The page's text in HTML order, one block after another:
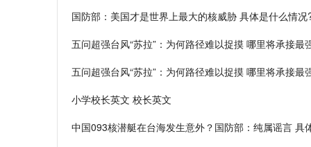
国防部：美国才是世界上最大的核威胁 具体是什么情况
五问超强台风“苏拉”：为何路径难以捉摸 哪里将承接最
五问超强台风“苏拉”：为何路径难以捉摸 哪里将承接最
小学校长英文 校长英文
中国093核潜艇在台海发生意外？国防部：纯属谣言 具